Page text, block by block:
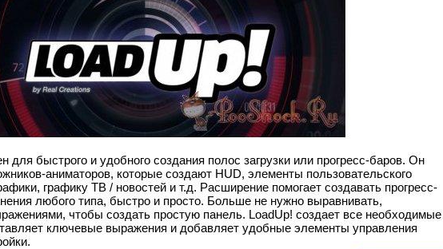
для быстрого и удобного создания полос загрузки или прогресс-баров. Он
аниматоров, которые создают HUD, элементы пользовательского
графику ТВ / новостей и т.д. Расширение помогает создавать прогресс-
любого типа, быстро и просто. Больше не нужно выравнивать,
чтобы создать простую панель. LoadUp! создает все необходимые
ключевые выражения и добавляет удобные элементы управления